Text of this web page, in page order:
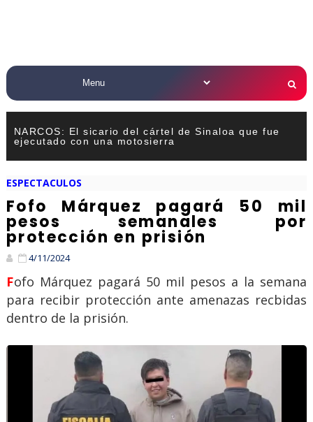
NARCOS: El sicario del cártel de Sinaloa que fue
ejecutado con una motosierra
ESPECTACULOS
Fofo Márquez pagará 50 mil
pesos semanales por
protección en prisión
4/11/2024
Fofo Márquez pagará 50 mil pesos a la semana
para recibir protección ante amenazas recbidas
dentro de la prisión.